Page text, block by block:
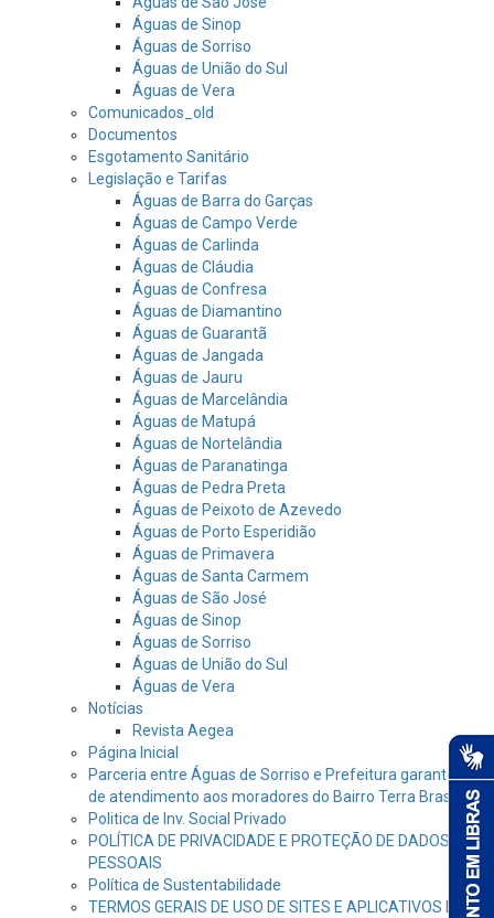
Águas de Sinop
Águas de Sorriso
Águas de União do Sul
Águas de Vera
Comunicados_old
Documentos
Esgotamento Sanitário
Legislação e Tarifas
Águas de Barra do Garças
Águas de Campo Verde
Águas de Carlinda
Águas de Cláudia
Águas de Confresa
Águas de Diamantino
Águas de Guarantã
Águas de Jangada
Águas de Jauru
Águas de Marcelândia
Águas de Matupá
Águas de Nortelândia
Águas de Paranatinga
Águas de Pedra Preta
Águas de Peixoto de Azevedo
Águas de Porto Esperidião
Águas de Primavera
Águas de Santa Carmem
Águas de São José
Águas de Sinop
Águas de Sorriso
Águas de União do Sul
Águas de Vera
Notícias
Revista Aegea
Página Inicial
Parceria entre Águas de Sorriso e Prefeitura garante dia
de atendimento aos moradores do Bairro Terra Brasil
Politica de Inv. Social Privado
POLÍTICA DE PRIVACIDADE E PROTEÇÃO DE DADOS
PESSOAIS
Política de Sustentabilidade
TERMOS GERAIS DE USO DE SITES E APLICATIVOS DA